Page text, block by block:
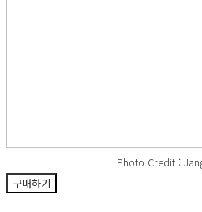
Photo Credit :
구매하기